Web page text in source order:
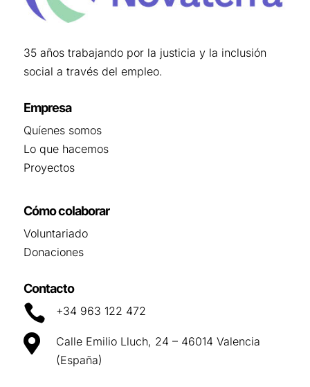
35 años trabajando por la justicia y la inclusión
social a través del empleo.
Empresa
Quíenes somos
Lo que hacemos
Proyectos
Cómo colaborar
Voluntariado
Donaciones
Contacto
 +34 963 122 472

Calle Emilio Lluch, 24 – 46014 Valencia
(España)